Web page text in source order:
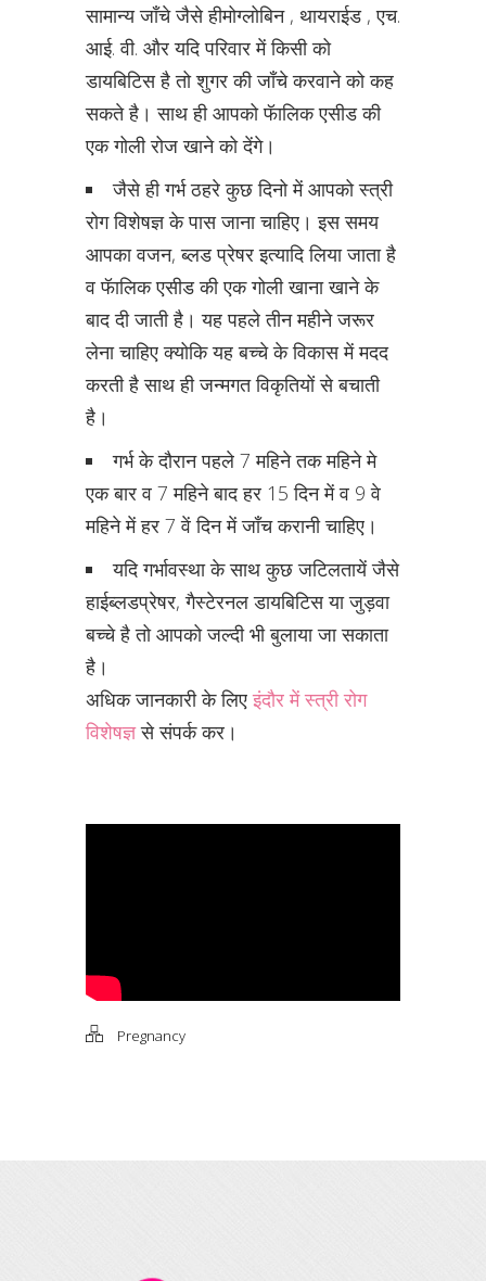
सामान्य जाँचे जैसे हीमोग्लोबिन , थायराईड , एच.
आई. वी. और यदि परिवार में किसी को
डायबिटिस है तो शुगर की जाँचे करवाने को कह
सकते है। साथ ही आपको फॅालिक एसीड की
एक गोली रोज खाने को देंगे।
जैसे ही गर्भ ठहरे कुछ दिनो में आपको स्त्री
रोग विशेषज्ञ के पास जाना चाहिए। इस समय
आपका वजन, ब्लड प्रेषर इत्यादि लिया जाता है
व फॅालिक एसीड की एक गोली खाना खाने के
बाद दी जाती है। यह पहले तीन महीने जरूर
लेना चाहिए क्योकि यह बच्चे के विकास में मदद
करती है साथ ही जन्मगत विकृतियों से बचाती
है।
गर्भ के दौरान पहले 7 महिने तक महिने मे
एक बार व 7 महिने बाद हर 15 दिन में व 9 वे
महिने में हर 7 वें दिन में जाँच करानी चाहिए।
यदि गर्भावस्था के साथ कुछ जटिलतायें जैसे
हाईब्लडप्रेषर, गैस्टेरनल डायबिटिस या जुड़वा
बच्चे है तो आपको जल्दी भी बुलाया जा सकाता
है।
अधिक जानकारी के लिएइंदौर में स्त्री रोग
विशेषज्ञसे संपर्क कर।
Pregnancy